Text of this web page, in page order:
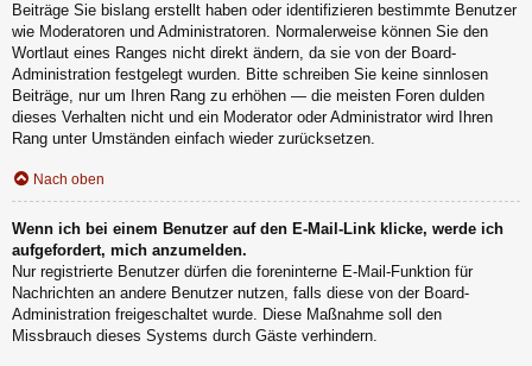
Beiträge Sie bislang erstellt haben oder identifizieren bestimmte Benutzer
wie Moderatoren und Administratoren. Normalerweise können Sie den
Wortlaut eines Ranges nicht direkt ändern, da sie von der Board-
Administration festgelegt wurden. Bitte schreiben Sie keine sinnlosen
Beiträge, nur um Ihren Rang zu erhöhen — die meisten Foren dulden
dieses Verhalten nicht und ein Moderator oder Administrator wird Ihren
Rang unter Umständen einfach wieder zurücksetzen.
Nach oben
Wenn ich bei einem Benutzer auf den E-Mail-Link klicke, werde ich
aufgefordert, mich anzumelden.
Nur registrierte Benutzer dürfen die foreninterne E-Mail-Funktion für
Nachrichten an andere Benutzer nutzen, falls diese von der Board-
Administration freigeschaltet wurde. Diese Maßnahme soll den
Missbrauch dieses Systems durch Gäste verhindern.